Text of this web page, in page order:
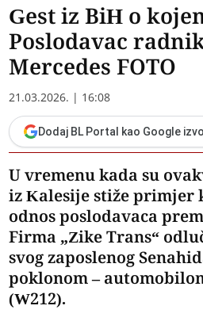
Gest iz BiH o
Poslodavac
Mercedes FOTO
21.03.2026. | 16:08
Dodaj BL Portal kao Google
U vremenu kada su
iz Kalesije stiže primjer
odnos poslodavaca
Firma „Zike Trans“
svog zaposlenog
poklonom –
(W212).